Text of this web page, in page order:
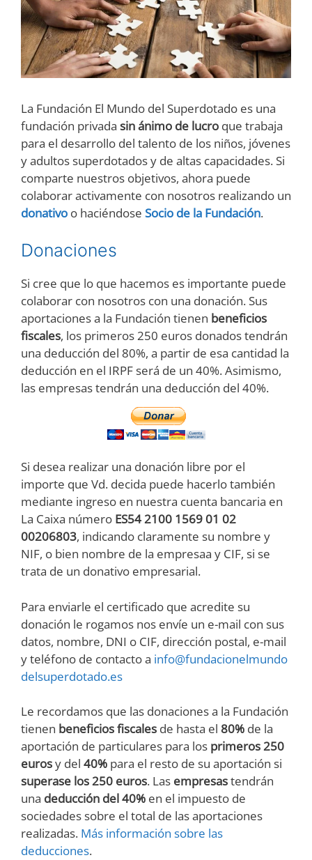
La Fundación El Mundo del Superdotado es una
fundación privada sin ánimo de lucro que trabaja
para el desarrollo del talento de los niños, jóvenes
y adultos superdotados y de altas capacidades. Si
comparte nuestros objetivos, ahora puede
colaborar activamente con nosotros realizando un
donativo o haciéndose Socio de la Fundación.
Donaciones
Si cree que lo que hacemos es importante puede
colaborar con nosotros con una donación. Sus
aportaciones a la Fundación tienen beneficios
fiscales, los primeros 250 euros donados tendrán
una deducción del 80%, a partir de esa cantidad la
deducción en el IRPF será de un 40%. Asimismo,
las empresas tendrán una deducción del 40%.
Si desea realizar una donación libre por el
importe que Vd. decida puede hacerlo también
mediante ingreso en nuestra cuenta bancaria en
La Caixa número ES54 2100 1569 01 02
00206803, indicando claramente su nombre y
NIF, o bien nombre de la empresaa y CIF, si se
trata de un donativo empresarial.
Para enviarle el certificado que acredite su
donación le rogamos nos envíe un e-mail con sus
datos, nombre, DNI o CIF, dirección postal, e-mail
y teléfono de contacto a info@fundacionelmundo
delsuperdotado.es
Le recordamos que las donaciones a la Fundación
tienen beneficios fiscales de hasta el 80% de la
aportación de particulares para los primeros 250
eurosy del 40% para el resto de su aportación si
superase los 250 euros. Las empresastendrán
una deducción del 40% en el impuesto de
sociedades sobre el total de las aportaciones
realizadas. Más información sobre las
deducciones.